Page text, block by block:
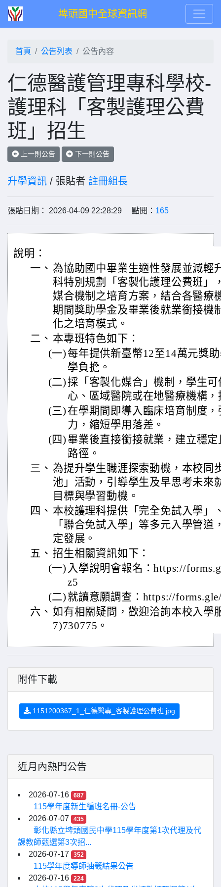
埤頭國中全球資訊網
首頁 公告列表 公告內容
仁德醫護管理專科學校-
護理科「客製護理公費
班」招生
上一則公告 下一則公告
升學資訊 / 張貼者 註冊組長
張貼日期： 2026-04-09 22:28:29 點閱： 165
說明：
一、 為協助國中畢業生適性發展並減輕
科特別規劃「客製化護理公費班」
媒合機制之培育方案，結合各醫療
期間獎助學金及畢業後就業銜接機
化之培育模式。
二、 本專班特色如下：
(一) 每年提供新臺幣12至14萬元獎
學負擔。
(二)採「客製化媒合」機制，學生
心、區域醫院或在地醫療機構
(三) 在學期間即導入臨床培育制度
力，縮短學用落差。
(四) 畢業後直接銜接就業，建立穩
路徑。
三、 為提升學生職涯探索動機，本校同
池」活動，引導學生及早思考未來
目標與學習動機。
四、 本校護理科提供「完全免試入學」
「聯合免試入學」等多元入學管
定發展。
五、 招生相關資訊如下：
(一) 入學說明會報名：https://
z5
(二) 就讀意願調查：https://
六、 如有相關疑問，歡迎洽詢本校入學
7)730775。
附件下載
1151200367_1_仁德醫專_客製護理公費班.jpg
近月內熱門公告
2026-07-16 687
115學年度新生編班名冊-公告
2026-07-07
435
彰化縣立埤頭國民中學115學年度第1次代理及代
課教師甄選第3次招...
2026-07-17
352
115學年度導師抽籤結果公告
2026-07-16
224